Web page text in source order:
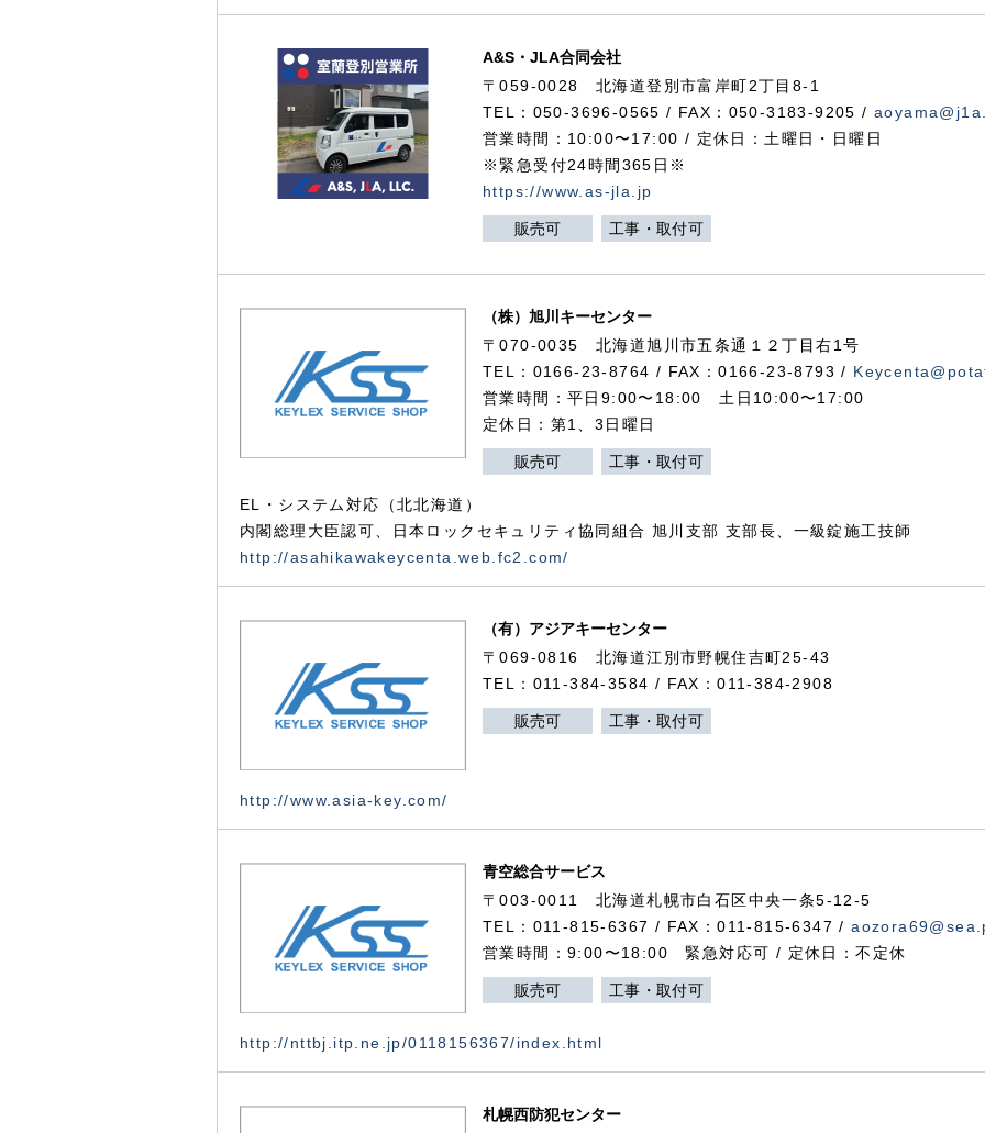
A&S・JLA合同会社
〒059-0028北海道登別市富岸町2丁目 8-1
TEL：050-3696-0565 / FAX：050-3183-9205 /
営業時間：10:00〜17:00 / 定休日：土曜日・日曜日
※緊急受付24時間365日※
https://www.as-jla.jp
販売可 工事・取付可
（株）旭川キーセンター
〒070-0035 北海道旭川市五条通１２丁目右1号
TEL：0166-23-8764 / FAX：0166-23-8793 /
営業時間：平日9:00〜18:00 土日10:00〜17:00
定休日：第1、3日曜日
販売可 工事・取付可
EL・システム対応（北北海道）
内閣総理大臣認可、日本ロックセキュリティ協同組合 旭川支部 支部長、一級錠施工技師
http://asahikawakeycenta.web.fc2.com/
（有）アジアキーセンター
〒069-0816 北海道江別市野幌住吉町25-43
TEL：011-384-3584 / FAX：011-384-2908
販売可 工事・取付可
http://www.asia-key.com/
青空総合サービス
〒003-0011 北海道札幌市白石区中央一条5-12-5
TEL：011-815-6367 / FAX：011-815-6347 /
営業時間：9:00〜18:00 緊急対応可 / 定休日：不定休
販売可 工事・取付可
http://nttbj.itp.ne.jp/0118156367/index.html
札幌西防犯センター